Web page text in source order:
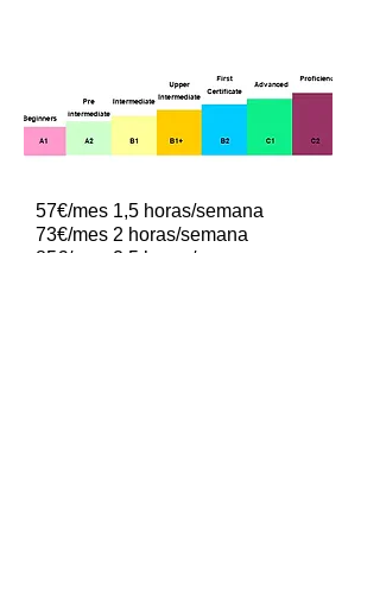
57€/mes 1,5 horas/semana
73€/mes 2 horas/semana
85€/mes 2,5 horas/semana